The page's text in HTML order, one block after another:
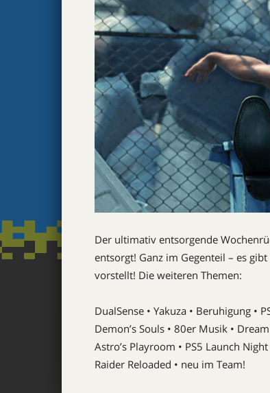
Der ultimativ entsorgende
entsorgt! Ganz im Gegenteil – es
vorstellt! Die weiteren Themen:
DualSense • Yakuza • Beruhigung •
Demon’s Souls • 80er Musik •
Astro’s Playroom • PS5 Launch
Raider Reloaded • neu im Team!